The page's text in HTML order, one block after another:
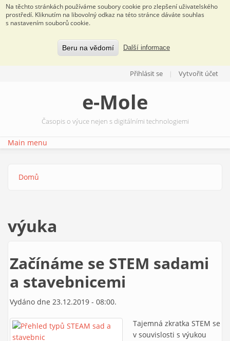
Na těchto stránkách používáme soubory cookie pro zlepšení uživatelského
prostředí. Kliknutím na libovolný odkaz na této stránce dáváte souhlas
s nastavením souborů cookie.
Beru na vědomí Další informace
Přihlásit se Vytvořit účet
e-Mole
Časopis o výuce nejen s digitálními technologiemi
Main menu
Jste zde
Domů
výuka
Začínáme se STEM sadami
a stavebnicemi
Vydáno dne 23.12.2019 - 08:00.
Tajemná zkratka STEM se
v souvislosti s výukou